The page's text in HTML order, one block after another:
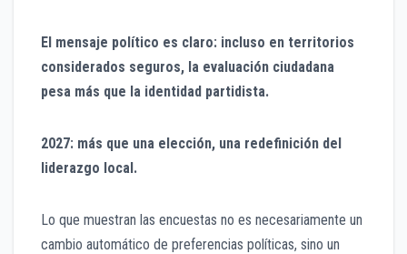
El mensaje político es claro: incluso en territorios
considerados seguros, la evaluación ciudadana
pesa más que la identidad partidista.
2027: más que una elección, una redefinición del
liderazgo local.
Lo que muestran las encuestas no es necesariamente un
cambio automático de preferencias políticas, sino un